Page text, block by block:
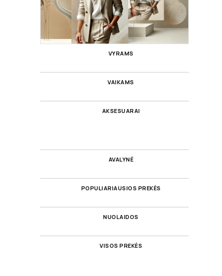
VYRAMS
VAIKAMS
AKSESUARAI
AVALYNĖ
POPULIARIAUSIOS PREKĖS
NUOLAIDOS
VISOS PREKĖS